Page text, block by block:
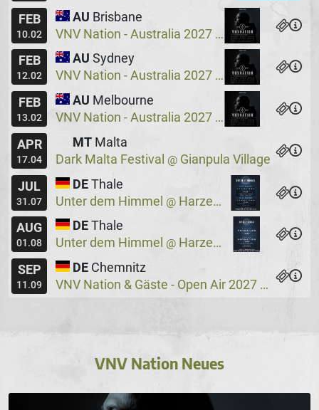
FEB
10.02
AU Brisbane
VNV Nation - Australia 2027
@ Crowbar
FEB
12.02
AU Sydney
VNV Nation - Australia 2027
@ Crowbar
FEB
13.02
AU Melbourne
VNV Nation - Australia 2027
@ Max Watts
APR
17.04
MT Malta
Dark Malta Festival @ Gianpula Village
JUL
31.07
DE Thale
Unter dem Himmel @ Harzer Bergtheater
AUG
01.08
DE Thale
Unter dem Himmel @ Harzer Bergtheater
SEP
11.09
DE Chemnitz
VNV Nation & Gäste - Open Air 2027
@
VNV Nation Neues